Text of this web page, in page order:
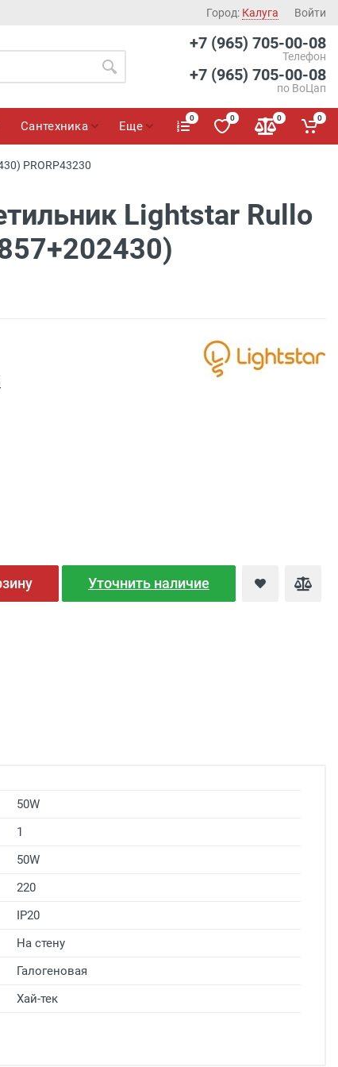
Город: Калуга Войти
+7 (965) 705-00-08
Телефон
+7 (965) 705-00-08
по ВоЦап
Сантехника Еще
0 0 0 0
PRORP43230
Lightstar Rullo
Уточнить наличие
50W
1
50W
220
IP20
На стену
Галогеновая
Хай-тек